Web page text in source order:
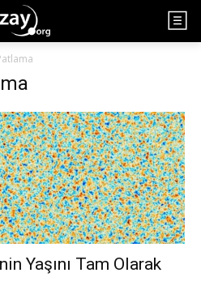
Yaşını Tam Olarak